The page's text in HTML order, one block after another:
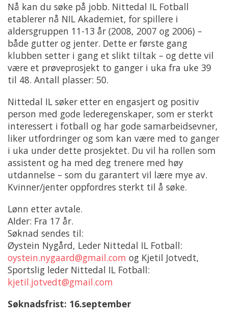
Nå kan du søke på jobb. Nittedal IL Fotball
etablerer nå NIL Akademiet, for spillere i
aldersgruppen 11-13 år (2008, 2007 og 2006) –
både gutter og jenter. Dette er første gang
klubben setter i gang et slikt tiltak – og dette vil
være et prøveprosjekt to ganger i uka fra uke 39
til 48. Antall plasser: 50.
Nittedal IL søker etter en engasjert og positiv
person med gode lederegenskaper, som er sterkt
interessert i fotball og har gode samarbeidsevner,
liker utfordringer og som kan være med to ganger
i uka under dette prosjektet. Du vil ha rollen som
assistent og ha med deg trenere med høy
utdannelse – som du garantert vil lære mye av.
Kvinner/jenter oppfordres sterkt til å søke.
Lønn etter avtale.
Alder: Fra 17 år.
Søknad sendes til:
Øystein Nygård, Leder Nittedal IL Fotball:
oystein.nygaard@gmail.com og Kjetil Jotvedt,
Sportslig leder Nittedal IL Fotball:
kjetil.jotvedt@gmail.com
Søknadsfrist: 16.september